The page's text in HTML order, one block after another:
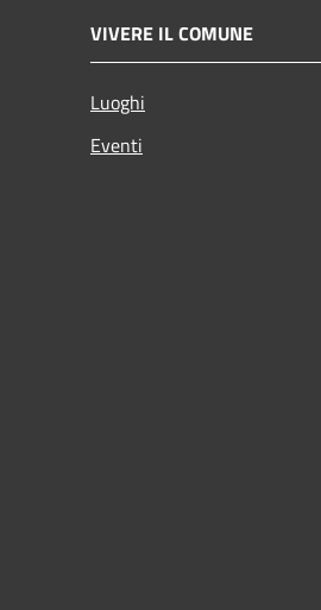
VIVERE IL COMUNE
Luoghi
Eventi